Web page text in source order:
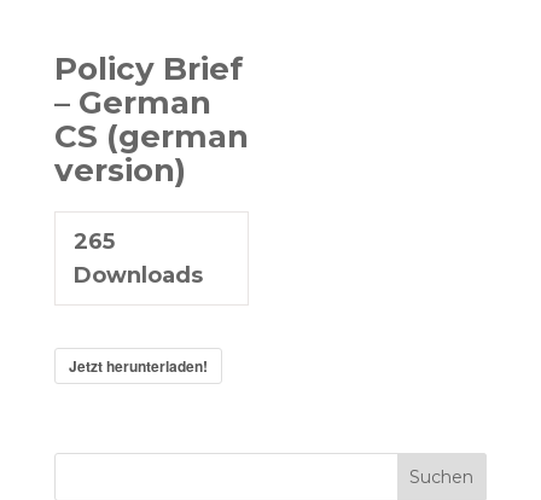
Policy Brief
– German
CS (german
version)
265
Downloads
Jetzt herunterladen!
Suchen